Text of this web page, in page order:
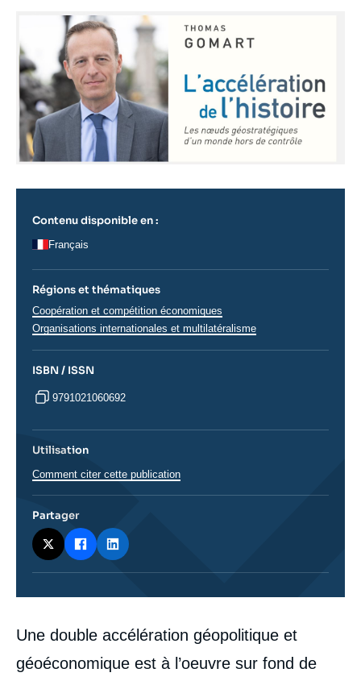
principale
Corps
analyses
Une double accélération géopolitique et
géoéconomique est à l’oeuvre sur fond de
Contenu disponible en :
Français
Régions et thématiques
Thématiques
analyses
Coopération et compétition économiques
Organisations internationales et multilatéralisme
ISBN / ISSN
9791021060692
Utilisation
Comment citer cette publication
Partager